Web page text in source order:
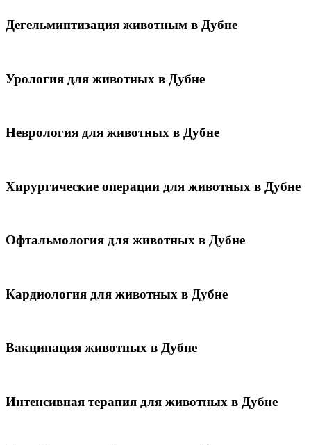
Дегельминтизация животным в Дубне
Урология для животных в Дубне
Неврология для животных в Дубне
Хирургические операции для животных в Дубне
Офтальмология для животных в Дубне
Кардиология для животных в Дубне
Вакцинация животных в Дубне
Интенсивная терапия для животных в Дубне